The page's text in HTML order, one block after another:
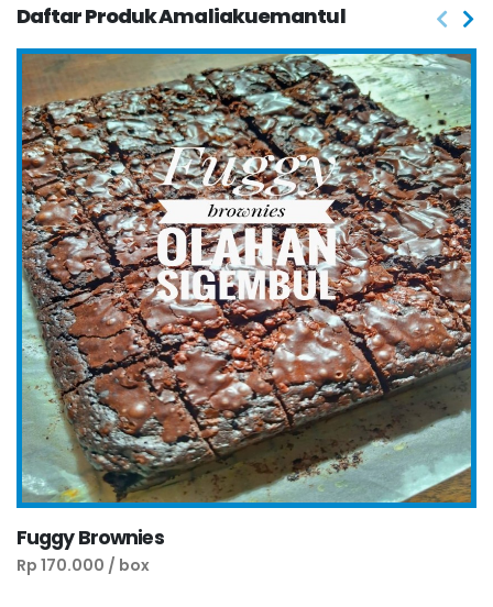
Daftar Produk Amaliakuemantul
Fuggy Brownies
Rp 170.000 / box